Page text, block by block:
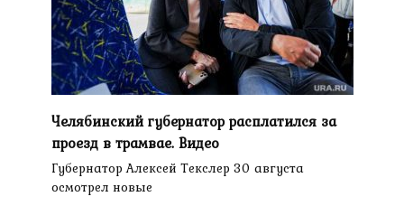
Челябинский губернатор расплатился за
проезд в трамвае. Видео
Губернатор Алексей Текслер 30 августа
осмотрел новые